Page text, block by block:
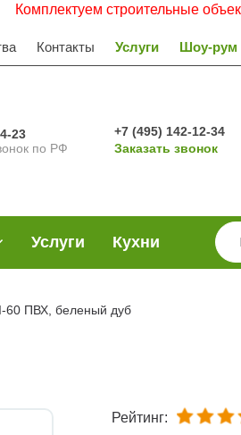
строительные объекты.
Контакты Услуги Шоу-рум
23
по РФ
+7 (495) 142-12-34
Заказать звонок
Услуги Кухни
60 ПВХ, беленый дуб
Рейтинг: